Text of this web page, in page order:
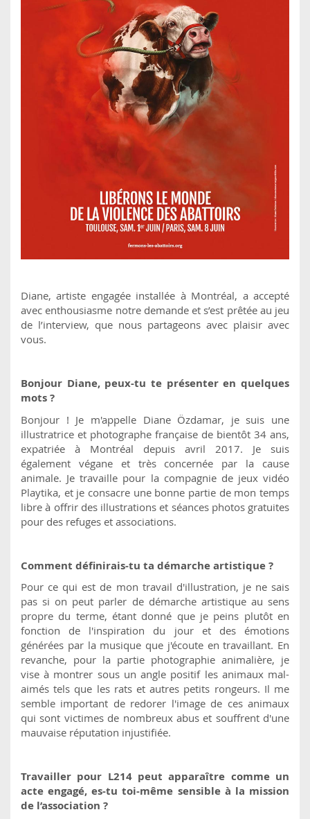
Diane, artiste engagée installée à Montréal, a accepté
avec enthousiasme notre demande et s’est prêtée au jeu
de l’interview, que nous partageons avec plaisir avec
vous.
Bonjour Diane, peux-tu te présenter en quelques
mots ?
Bonjour ! Je m'appelle Diane Özdamar, je suis une
illustratrice et photographe française de bientôt 34 ans,
expatriée à Montréal depuis avril 2017. Je suis
également végane et très concernée par la cause
animale. Je travaille pour la compagnie de jeux vidéo
Playtika, et je consacre une bonne partie de mon temps
libre à offrir des illustrations et séances photos gratuites
pour des refuges et associations.
Comment définirais-tu ta démarche artistique ?
Pour ce qui est de mon travail d'illustration, je ne sais
pas si on peut parler de démarche artistique au sens
propre du terme, étant donné que je peins plutôt en
fonction de l'inspiration du jour et des émotions
générées par la musique que j'écoute en travaillant. En
revanche, pour la partie photographie animalière, je
vise à montrer sous un angle positif les animaux mal-
aimés tels que les rats et autres petits rongeurs. Il me
semble important de redorer l'image de ces animaux
qui sont victimes de nombreux abus et souffrent d'une
mauvaise réputation injustifiée.
Travailler pour L214 peut apparaître comme un
acte engagé, es-tu toi-même sensible à la mission
de l’association ?